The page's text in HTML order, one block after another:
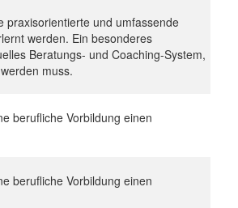
praxisorientierte und umfassende
werden. Ein besonderes
Beratungs- und Coaching-System,
muss.
berufliche Vorbildung einen
berufliche Vorbildung einen